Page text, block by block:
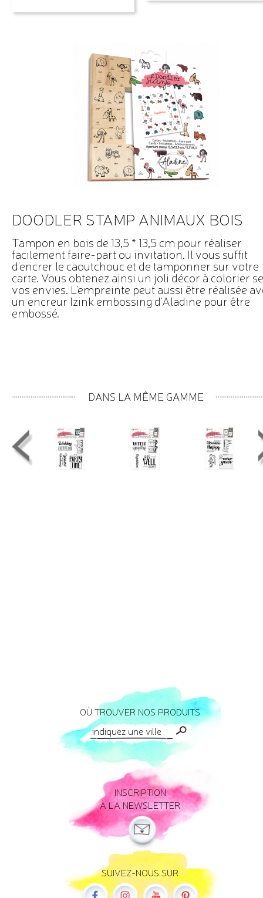
DOODLER STAMP ANIMAUX BOIS
Tampon en bois de 13,5 * 13,5 cm pour réaliser
facilement faire-part ou invitation. Il vous suffit
d'encrer le caoutchouc et de tamponner sur votre
carte. Vous obtenez ainsi un joli décor à colorier
vos envies. L'empreinte peut aussi être réalisée
un encreur Izink embossing d'Aladine pour être
embossé.
DANS LA MÊME GAMME
OÙ TROUVER NOS PRODUITS
INSCRIPTION
À LA NEWSLETTER
SUIVEZ-NOUS SUR